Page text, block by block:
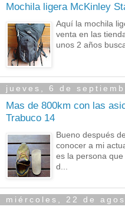
Mochila ligera McKinley
Aquí la mochila
venta en las
unos 2 años
jueves, 6 de
Mas de 800km con las
Trabuco 14
Bueno después
conocer a mi
es la persona
d...
miércoles, 22 de